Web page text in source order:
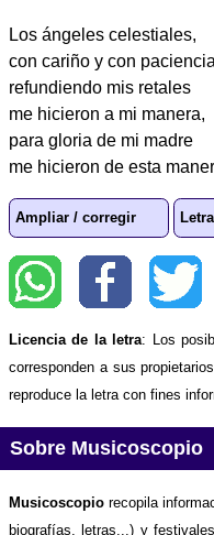
Los ángeles celestiales,
con cariño y con
refundiendo mis retales
me hicieron a mi manera,
para gloria de mi madre
me hicieron de esta
Ampliar / corregir
Licencia de la letra: Los
corresponden a sus
reproduce la letra con fines
Sobre Musicoscopio
Musicoscopio recopila
biografías, letras...) y